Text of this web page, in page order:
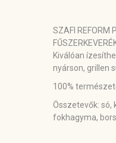
SZAFI REFORM
Kiválóan
nyárson, grillen
100%
Összetevők: só,
fokhagyma,